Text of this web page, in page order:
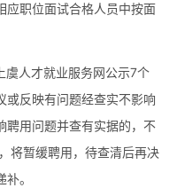
应职位面试合格人员中按面
虞人才就业服务网公示7个
或反映有问题经查实不影响
聘用问题并查有实据的，不
将暂缓聘用，待查清后再决
。